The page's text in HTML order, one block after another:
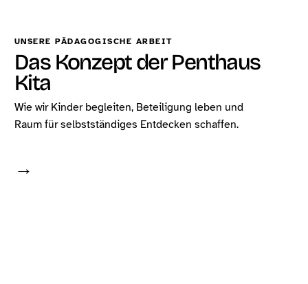
UNSERE PÄDAGOGISCHE ARBEIT
Das Konzept der Penthaus
Kita
Wie wir Kinder begleiten, Beteiligung leben und
Raum für selbstständiges Entdecken schaffen.
→